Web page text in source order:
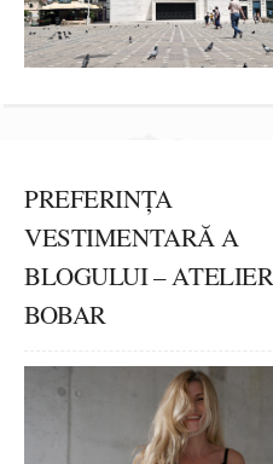
PREFERINȚA
VESTIMENTARĂ A
BLOGULUI – ATELIER
BOBAR